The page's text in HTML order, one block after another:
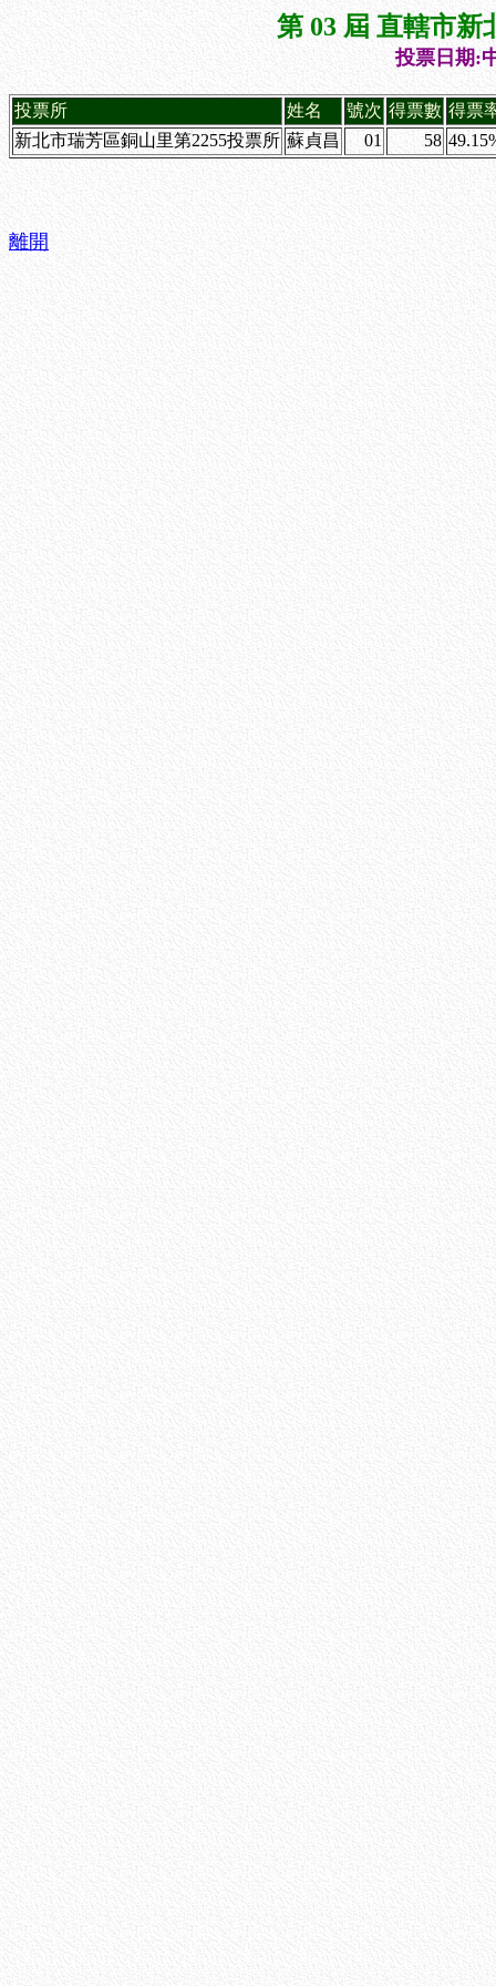
第 03 屆 直轄市新
投票日期:
投票所 姓名 號次 得票數 得票
新北市瑞芳區銅山里第2255投票所 蘇貞昌 01 58
離開